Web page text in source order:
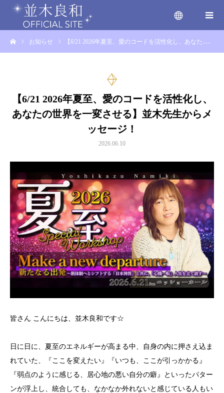
menu
お知らせ 【6/21 2026年夏至、愛のコードを活性化し、あなたの世界を一変させる】並木先生からメッセージ！
【6/21 2026年夏至、愛のコードを活性化し、
あなたの世界を一変させる】並木先生からメ
ッセージ！
2026.06.10
皆さん こんにちは、並木良和です☆
日に日に、夏至のエネルギーが高まる中、自身の内に押さえ込ま
れていた、『ここを変えたい』『いつも、ここが引っかかる』
『弱点のように感じる、居心地の悪い自分の癖』といったパター
ンが浮上し、統合しても、なかなか外れないと感じている人もい